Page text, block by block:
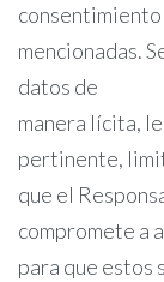
mencionadas.
datos de
manera lícita,
pertinente,
que el
compromete a
para que estos